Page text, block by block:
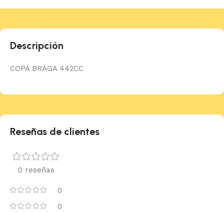
Descripción
COPA BRAGA 442CC
Reseñas de clientes
0 reseñas
0
0